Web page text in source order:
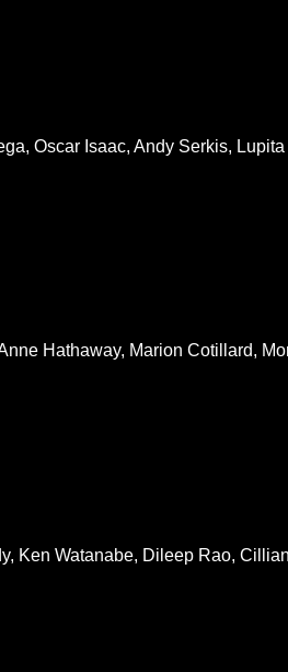
Oscar Isaac, Andy Serkis,
Hathaway, Marion Cotillard,
Ken Watanabe, Dileep Rao,